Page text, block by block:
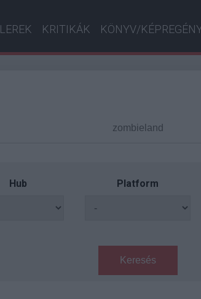
KRITIKÁK KÖNYV/
Hub Platform
Keresés